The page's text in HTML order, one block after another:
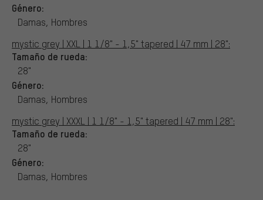
Género:
Damas, Hombres
mystic grey | XXL | 1 1/8" - 1,5" tapered | 47 mm | 28":
Tamaño de rueda:
28"
Género:
Damas, Hombres
mystic grey | XXXL | 1 1/8" - 1,5" tapered | 47 mm | 28":
Tamaño de rueda:
28"
Género:
Damas, Hombres